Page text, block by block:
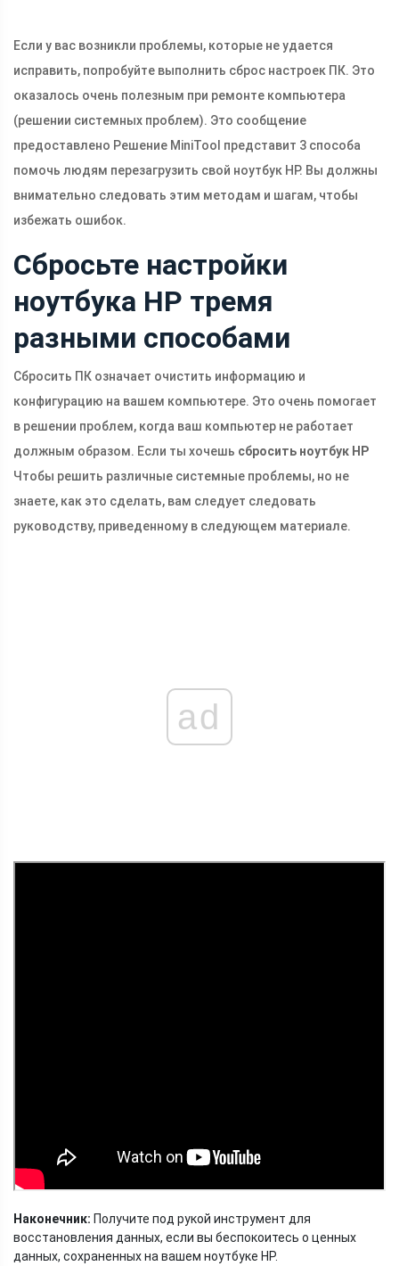
Если у вас возникли проблемы, которые не удается
исправить, попробуйте выполнить сброс настроек ПК. Это
оказалось очень полезным при ремонте компьютера
(решении системных проблем). Это сообщение
предоставлено Решение MiniTool представит 3 способа
помочь людям перезагрузить свой ноутбук HP. Вы должны
внимательно следовать этим методам и шагам, чтобы
избежать ошибок.
Сбросьте настройки
ноутбука HP тремя
разными способами
Сбросить ПК означает очистить информацию и
конфигурацию на вашем компьютере. Это очень помогает
в решении проблем, когда ваш компьютер не работает
должным образом. Если ты хочешь сбросить ноутбук HP
Чтобы решить различные системные проблемы, но не
знаете, как это сделать, вам следует следовать
руководству, приведенному в следующем материале.
ad
Наконечник: Получите под рукой инструмент для
восстановления данных, если вы беспокоитесь о ценных
данных, сохраненных на вашем ноутбуке HP.